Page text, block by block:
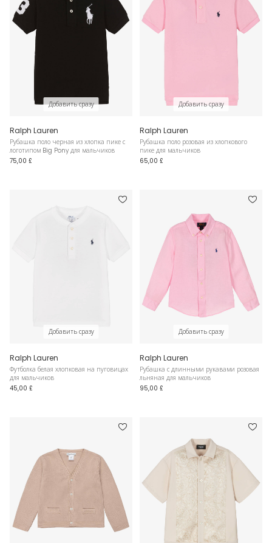
Добавить сразу
Ralph Lauren
Рубашка поло черная из хлопка пике с
логотипом Big Pony для мальчиков
75,00 £
Добавить сразу
Ralph Lauren
Рубашка поло розовая из хлопкового
пике для мальчиков
65,00 £
Добавить сразу
Ralph Lauren
Футболка белая хлопковая на пуговицах
для мальчиков
45,00 £
Добавить сразу
Ralph Lauren
Рубашка с длинными рукавами розовая
льняная для мальчиков
95,00 £